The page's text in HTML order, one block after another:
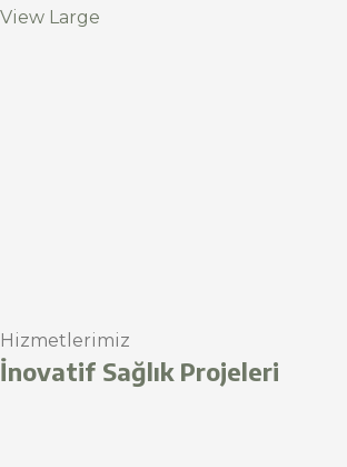
View Large
Hizmetlerimiz
İnovatif Sağlık Projeleri